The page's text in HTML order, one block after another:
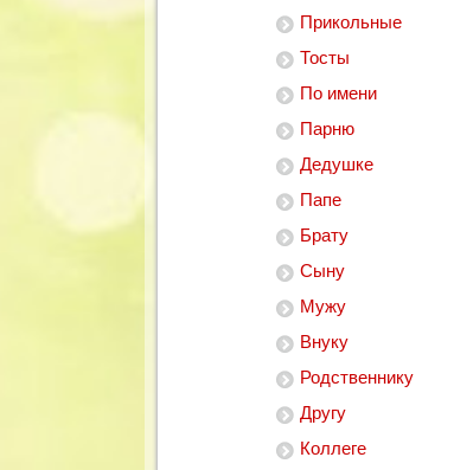
Прикольные
Тосты
По имени
Парню
Дедушке
Папе
Брату
Сыну
Мужу
Внуку
Родственнику
Другу
Коллеге